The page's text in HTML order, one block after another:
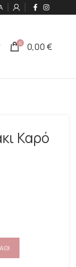
0 0,00€
Καρό